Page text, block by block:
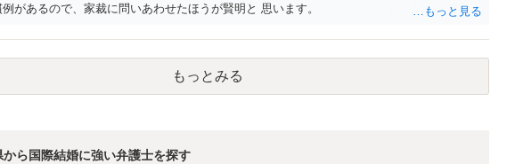
があるので、家裁に問いあわせたほうが賢明と 思います。
もっとみる
から国際結婚に強い弁護士を探す